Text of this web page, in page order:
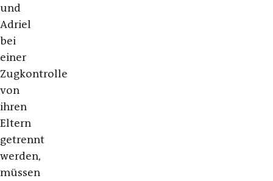
und
Adriel
bei
einer
Zugkontrolle
von
ihren
Eltern
getrennt
werden,
müssen